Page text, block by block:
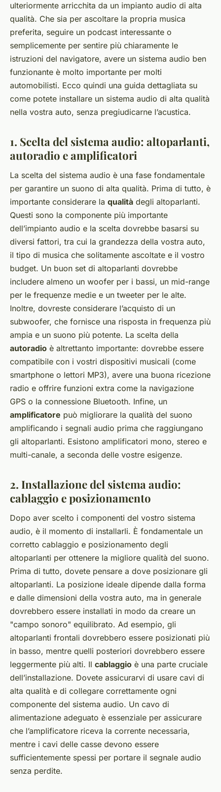
ulteriormente arricchita da un impianto audio di alta
qualità. Che sia per ascoltare la propria musica
preferita, seguire un podcast interessante o
semplicemente per sentire più chiaramente le
istruzioni del navigatore, avere un sistema audio ben
funzionante è molto importante per molti
automobilisti. Ecco quindi una guida dettagliata su
come potete installare un sistema audio di alta qualità
nella vostra auto, senza pregiudicarne l’acustica.
1. Scelta del sistema audio: altoparlanti,
autoradio e amplificatori
La scelta del sistema audio è una fase fondamentale
per garantire un suono di alta qualità. Prima di tutto, è
importante considerare la qualità degli altoparlanti.
Questi sono la componente più importante
dell’impianto audio e la scelta dovrebbe basarsi su
diversi fattori, tra cui la grandezza della vostra auto,
il tipo di musica che solitamente ascoltate e il vostro
budget. Un buon set di altoparlanti dovrebbe
includere almeno un woofer per i bassi, un mid-range
per le frequenze medie e un tweeter per le alte.
Inoltre, dovreste considerare l’acquisto di un
subwoofer, che fornisce una risposta in frequenza più
ampia e un suono più potente. La scelta della
autoradio è altrettanto importante: dovrebbe essere
compatibile con i vostri dispositivi musicali (come
smartphone o lettori MP3), avere una buona ricezione
radio e offrire funzioni extra come la navigazione
GPS o la connessione Bluetooth. Infine, un
amplificatore può migliorare la qualità del suono
amplificando i segnali audio prima che raggiungano
gli altoparlanti. Esistono amplificatori mono, stereo e
multi-canale, a seconda delle vostre esigenze.
2. Installazione del sistema audio:
cablaggio e posizionamento
Dopo aver scelto i componenti del vostro sistema
audio, è il momento di installarli. È fondamentale un
corretto cablaggio e posizionamento degli
altoparlanti per ottenere la migliore qualità del suono.
Prima di tutto, dovete pensare a dove posizionare gli
altoparlanti. La posizione ideale dipende dalla forma
e dalle dimensioni della vostra auto, ma in generale
dovrebbero essere installati in modo da creare un
"campo sonoro" equilibrato. Ad esempio, gli
altoparlanti frontali dovrebbero essere posizionati più
in basso, mentre quelli posteriori dovrebbero essere
leggermente più alti. Il cablaggio è una parte cruciale
dell’installazione. Dovete assicurarvi di usare cavi di
alta qualità e di collegare correttamente ogni
componente del sistema audio. Un cavo di
alimentazione adeguato è essenziale per assicurare
che l’amplificatore riceva la corrente necessaria,
mentre i cavi delle casse devono essere
sufficientemente spessi per portare il segnale audio
senza perdite.